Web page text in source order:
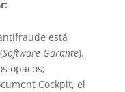
está
Software Garante).
opacos;
Cockpit, el